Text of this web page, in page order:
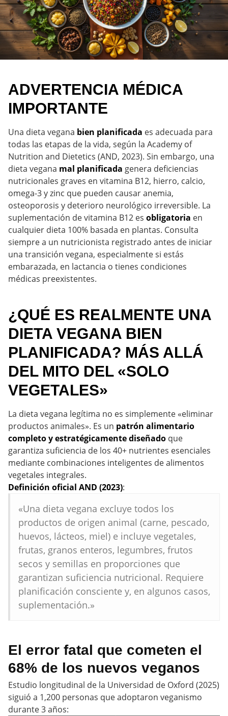
ADVERTENCIA MÉDICA
IMPORTANTE
Una dieta vegana bien planificada es adecuada para
todas las etapas de la vida, según la Academy of
Nutrition and Dietetics (AND, 2023). Sin embargo, una
dieta vegana mal planificada genera deficiencias
nutricionales graves en vitamina B12, hierro, calcio,
omega-3 y zinc que pueden causar anemia,
osteoporosis y deterioro neurológico irreversible. La
suplementación de vitamina B12 es obligatoria en
cualquier dieta 100% basada en plantas. Consulta
siempre a un nutricionista registrado antes de iniciar
una transición vegana, especialmente si estás
embarazada, en lactancia o tienes condiciones
médicas preexistentes.
¿QUÉ ES REALMENTE UNA
DIETA VEGANA BIEN
PLANIFICADA? MÁS ALLÁ
DEL MITO DEL «SOLO
VEGETALES»
La dieta vegana legítima no es simplemente «eliminar
productos animales». Es un patrón alimentario
completo y estratégicamente diseñado que
garantiza suficiencia de los 40+ nutrientes esenciales
mediante combinaciones inteligentes de alimentos
vegetales integrales.
Definición oficial AND (2023):
«Una dieta vegana excluye todos los
productos de origen animal (carne, pescado,
huevos, lácteos, miel) e incluye vegetales,
frutas, granos enteros, legumbres, frutos
secos y semillas en proporciones que
garantizan suficiencia nutricional. Requiere
planificación consciente y, en algunos casos,
suplementación.»
El error fatal que cometen el
68% de los nuevos veganos
Estudio longitudinal de la Universidad de Oxford (2025)
siguió a 1,200 personas que adoptaron veganismo
durante 3 años: